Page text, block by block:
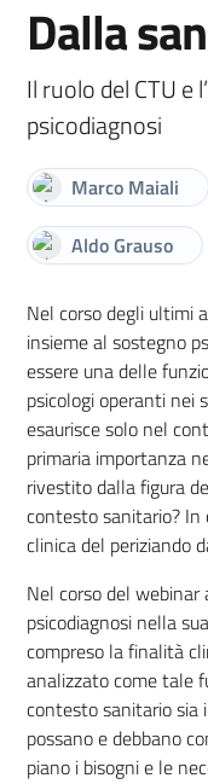
Dalla
Il ruolo del CTU e
psicodiagnosi
Marco Maiali
Aldo Grauso
Nel corso degli ultimi
insieme al sostegno
essere una delle
psicologi operanti nei
esaurisce solo nel
primaria importanza
rivestito dalla figura
contesto sanitario?
clinica del periziando
Nel corso del
psicodiagnosi nella
compreso la finalità
analizzato come tale
contesto sanitario sia
possano e debbano
piano i bisogni e le